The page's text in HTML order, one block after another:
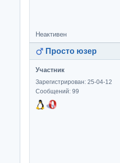
Неактивен
Просто юзер
Участник
Зарегистрирован: 25-04-12
Сообщений: 99